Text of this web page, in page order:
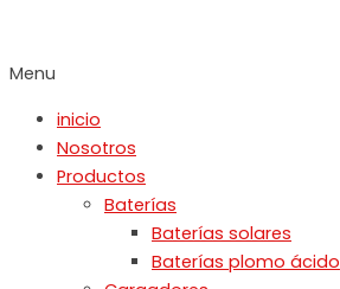
Menu
inicio
Nosotros
Productos
Baterías
Baterías solares
Baterías plomo ácido